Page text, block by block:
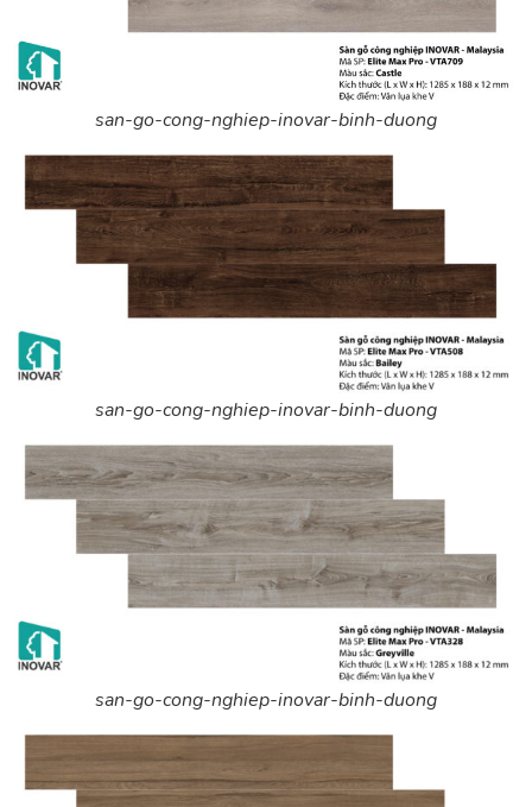
san-go-cong-nghiep-inovar-binh-duong
san-go-cong-nghiep-inovar-binh-duong
san-go-cong-nghiep-inovar-binh-duong